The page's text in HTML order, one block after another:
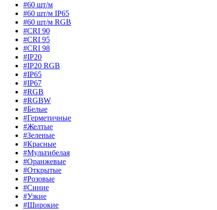
#60 шт/м
#60 шт/м IP65
#60 шт/м RGB
#CRI 90
#CRI 95
#CRI 98
#IP20
#IP20 RGB
#IP65
#IP67
#RGB
#RGBW
#Белые
#Герметичные
#Желтые
#Зеленые
#Красные
#Мультибелая
#Оранжевые
#Открытые
#Розовые
#Синие
#Узкие
#Широкие